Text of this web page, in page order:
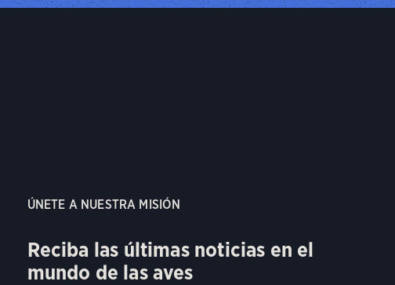
ÚNETE A NUESTRA MISIÓN
Reciba las últimas noticias en el
mundo de las aves